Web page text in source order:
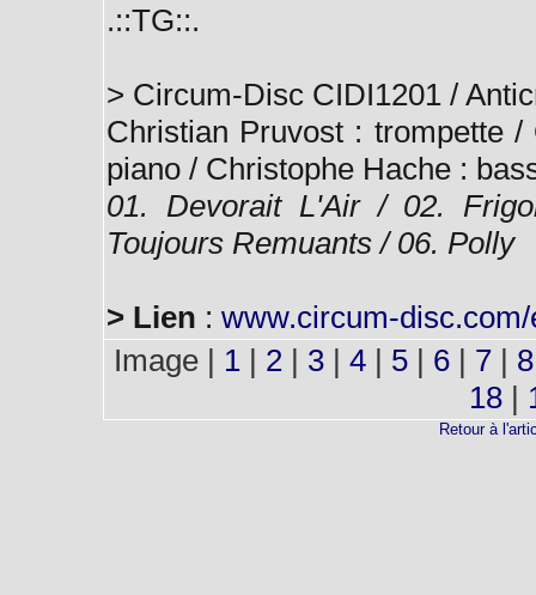
.::TG::.
> Circum-Disc CIDI1201 /
Christian Pruvost : trompette
piano / Christophe Hache :
01. Devorait L'Air / 02.
Toujours Remuants / 06. Polly
> Lien : www.circum-
Image | 1 | 2 | 3 | 4 | 5 | 6 | 7 |
18 |
Retour à